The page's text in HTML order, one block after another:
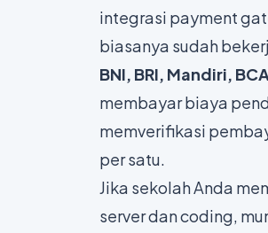
integrasi payment
biasanya sudah
BNI, BRI, Mandiri,
membayar biaya
memverifikasi
per satu.
Jika sekolah Anda
server dancoding,